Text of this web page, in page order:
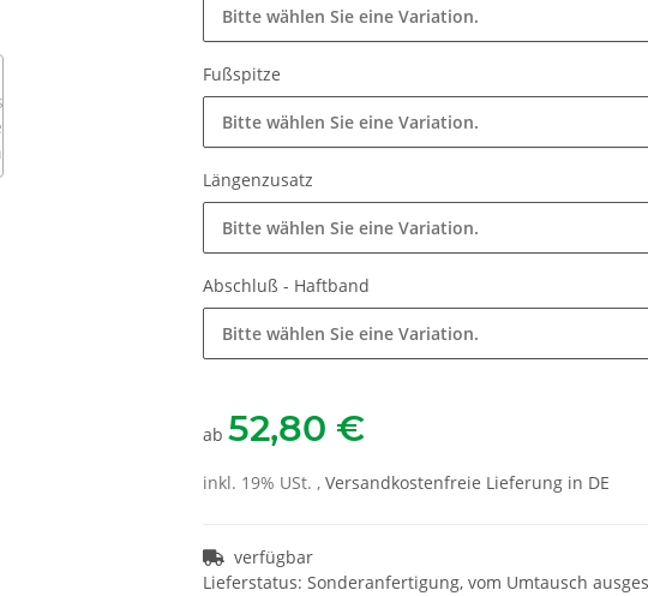
Bitte wählen Sie eine Variation.
Fußspitze
Bitte wählen Sie eine Variation.
Längenzusatz
Bitte wählen Sie eine Variation.
Abschluß - Haftband
Bitte wählen Sie eine Variation.
ab 52,80 €
inkl. 19% USt. , Versandkostenfreie Lieferung in DE
verfügbar
Lieferstatus: Sonderanfertigung, vom Umtausch